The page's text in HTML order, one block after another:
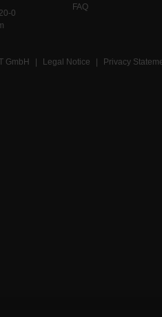
0
FAQ
GmbH | Legal Notice | Privacy